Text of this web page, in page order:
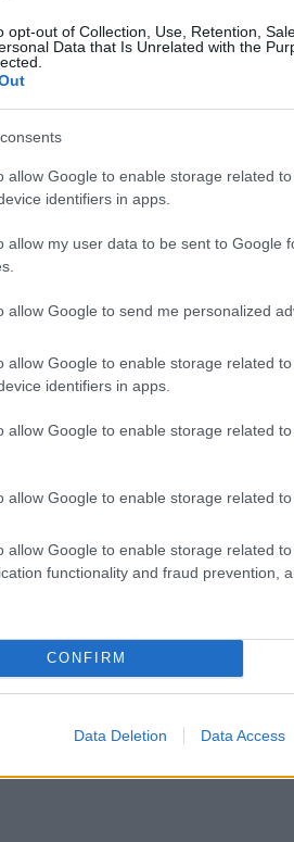
opt-out of Collection, Use, Retention,
Data that Is Unrelated with the
allow Google to enable storage related
identifiers in apps.
allow my user data to be sent to Google
allow Google to send me personalized
allow Google to enable storage related
identifiers in apps.
allow Google to enable storage related
allow Google to enable storage related to
allow Google to enable storage related
functionality and fraud prevention,
CONFIRM
Data Deletion Data Access
του Cine
2», την Πέμπτη στις
21:15μ.μ. στην
Ο Cine
Τρίτη 4/8/2026,
παραλία «Αλυκή»